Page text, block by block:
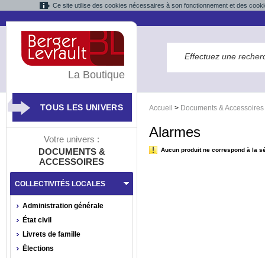
Ce site utilise des cookies nécessaires à son fonctionnement et des
Accueil > Documents & Accessoires
Alarmes
Aucun produit ne correspond à la
La Boutique
TOUS LES UNIVERS
Votre univers :
DOCUMENTS &
ACCESSOIRES
COLLECTIVITÉS LOCALES
Administration générale
État civil
Livrets de famille
Élections